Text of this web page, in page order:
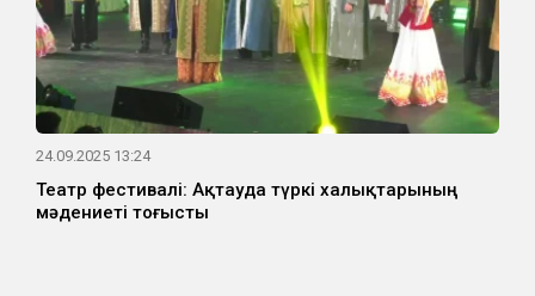
24.09.2025 13:24
Театр фестивалі: Ақтауда түркі халықтарының
мәдениеті тоғысты